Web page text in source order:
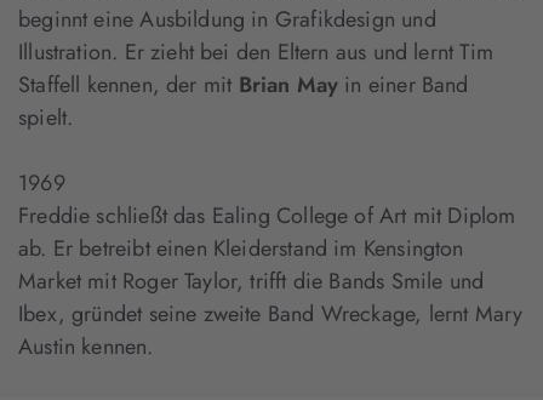
beginnt eine Ausbildung in Grafikdesign und
Illustration. Er zieht bei den Eltern aus und lernt Tim
Staffell kennen, der mit Brian May in einer Band
spielt.
1969
Freddie schließt das Ealing College of Art mit Diplom
ab. Er betreibt einen Kleiderstand im Kensington
Market mit Roger Taylor, trifft die Bands Smile und
Ibex, gründet seine zweite Band Wreckage, lernt Mary
Austin kennen.